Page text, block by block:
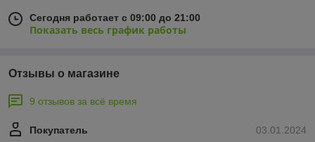
Сегодня работает с 09:00 до 21:00
Показать весь график работы
Отзывы о магазине
9 отзывов за всё время
03.01.2024
Покупатель